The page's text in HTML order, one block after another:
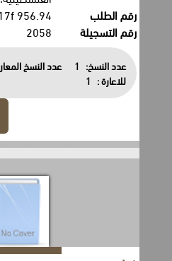
رقم الطلب
956.94 B817f
رقم التسجيلة
2058
عدد النسخ: 1 عدد النسخ المعارة : 0
للاعارة :
1